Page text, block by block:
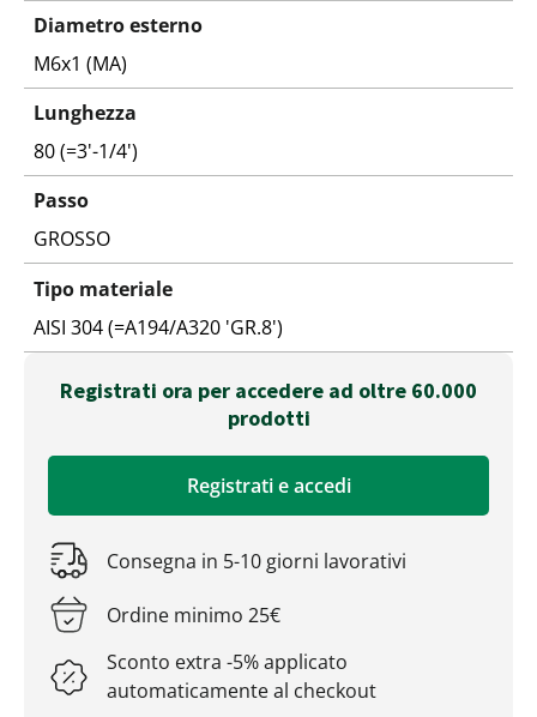
Diametro esterno
M6x1 (MA)
Lunghezza
80 (=3'-1/4')
Passo
GROSSO
Tipo materiale
AISI 304 (=A194/A320 'GR.8')
Registrati ora per accedere ad oltre 60.000
prodotti
Registrati e accedi
Consegna in 5-10 giorni lavorativi
Ordine minimo 25€
Sconto extra -5% applicato
automaticamente al checkout